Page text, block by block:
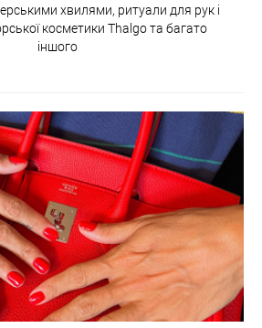
хвилями, ритуали для рук і
косметики Thalgo та багато
іншого